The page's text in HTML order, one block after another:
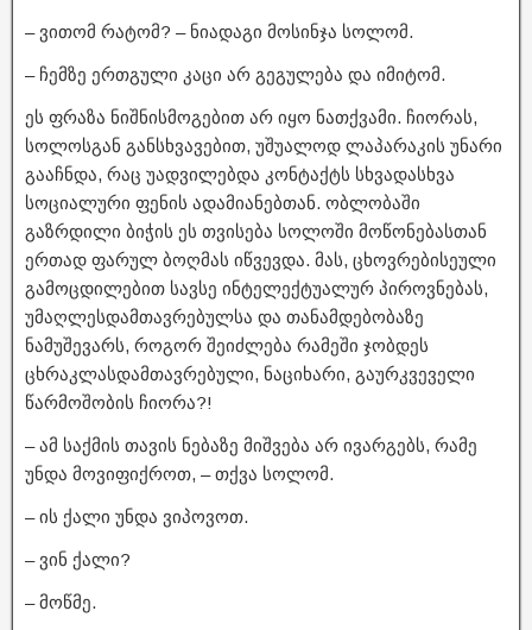
– ვითომ რატომ? – ნიადაგი მოსინჯა სოლომ.
– ჩემზე ერთგული კაცი არ გეგულება და იმიტომ.
ეს ფრაზა ნიშნისმოგებით არ იყო ნათქვამი. ჩიორას,
სოლოსგან განსხვავებით, უშუალოდ ლაპარაკის უნარი
გააჩნდა, რაც უადვილებდა კონტაქტს სხვადასხვა
სოციალური ფენის ადამიანებთან. ობლობაში
გაზრდილი ბიჭის ეს თვისება სოლოში მოწონებასთან
ერთად ფარულ ბოღმას იწვევდა. მას, ცხოვრებისეული
გამოცდილებით სავსე ინტელექტუალურ პიროვნებას,
უმაღლესდამთავრებულსა და თანამდებობაზე
ნამუშევარს, როგორ შეიძლება რამეში ჯობდეს
ცხრაკლასდამთავრებული, ნაციხარი, გაურკვეველი
წარმოშობის ჩიორა?!
– ამ საქმის თავის ნებაზე მიშვება არ ივარგებს, რამე
უნდა მოვიფიქროთ, – თქვა სოლომ.
– ის ქალი უნდა ვიპოვოთ.
– ვინ ქალი?
– მოწმე.